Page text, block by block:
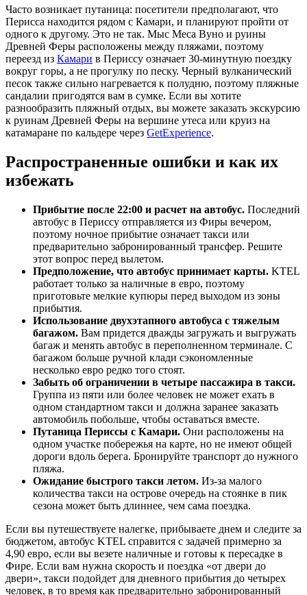
Часто возникает путаница: посетители предполагают, что
Перисса находится рядом с Камари, и планируют пройти от
одного к другому. Это не так. Мыс Меса Вуно и руины
Древней Феры расположены между пляжами, поэтому
переезд из Камари в Периссу означает 30-минутную поездку
вокруг горы, а не прогулку по песку. Черный вулканический
песок также сильно нагревается к полудню, поэтому пляжные
сандалии пригодятся вам в сумке. Если вы хотите
разнообразить пляжный отдых, вы можете заказать экскурсию
к руинам Древней Феры на вершине утеса или круиз на
катамаране по кальдере через GetExperience.
Распространенные ошибки и как их
избежать
Прибытие после 22:00 и расчет на автобус. Последний
автобус в Периссу отправляется из Фиры вечером,
поэтому ночное прибытие означает такси или
предварительно забронированный трансфер. Решите
этот вопрос перед вылетом.
Предположение, что автобус принимает карты. KTEL
работает только за наличные в евро, поэтому
приготовьте мелкие купюры перед выходом из зоны
прибытия.
Использование двухэтапного автобуса с тяжелым
багажом. Вам придется дважды загружать и выгружать
багаж и менять автобус в переполненном терминале. С
багажом больше ручной клади сэкономленные
несколько евро редко того стоят.
Забыть об ограничении в четыре пассажира в такси.
Группа из пяти или более человек не может ехать в
одном стандартном такси и должна заранее заказать
автомобиль побольше, чтобы оставаться вместе.
Путаница Периссы с Камари. Они расположены на
одном участке побережья на карте, но не имеют общей
дороги вдоль берега. Бронируйте транспорт до нужного
пляжа.
Ожидание быстрого такси летом. Из-за малого
количества такси на острове очередь на стоянке в пик
сезона может быть длиннее, чем сама поездка.
Если вы путешествуете налегке, прибываете днем и следите за
бюджетом, автобус KTEL справится с задачей примерно за
4,90 евро, если вы везете наличные и готовы к пересадке в
Фире. Если вам нужна скорость и поездка «от двери до
двери», такси подойдет для дневного прибытия до четырех
человек, в то время как предварительно забронированный